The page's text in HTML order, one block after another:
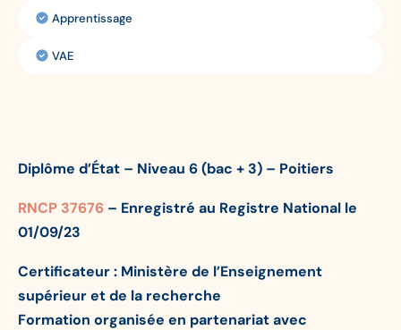
formation:
de
Modalité:
Apprentissage
Modalité:
VAE
Diplôme d’État – Niveau 6 (bac + 3) – Poitiers
RNCP 37676 – Enregistré au Registre National le
01/09/23
Certificateur : Ministère de l’Enseignement
supérieur et de la recherche
Formation organisée en partenariat avec